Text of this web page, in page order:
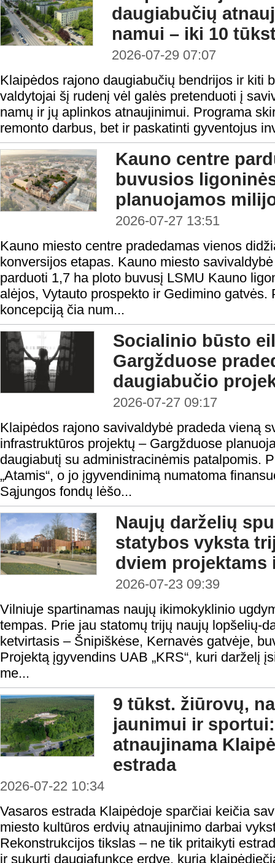
daugiabučių
namui – iki 10
2026-07-29 07:07
Klaipėdos rajono daugiabučių bendrijos ir kiti
valdytojai šį rudenį vėl galės pretenduoti į
namų ir jų aplinkos atnaujinimui. Programa
remonto darbus, bet ir paskatinti gyventojus
Kauno centre
buvusios
planuojamos
2026-07-27 13:51
Kauno miesto centre pradedamas vienos
konversijos etapas. Kauno miesto
parduoti 1,7 ha ploto buvusį LSMU Kauno
alėjos, Vytauto prospekto ir Gedimino gatvės.
koncepciją čia num...
Socialinio būsto
Gargžduose
daugiabučio
2026-07-27 09:17
Klaipėdos rajono savivaldybė pradeda vieną
infrastruktūros projektų – Gargžduose
daugiabutį su administracinėmis patalpomis.
„Atamis“, o jo įgyvendinimą numatoma
Sąjungos fondų lėšo...
Naujų darželių
statybos vyksta
dviem projektams
2026-07-23 09:39
Vilniuje spartinamas naujų ikimokyklinio
tempas. Prie jau statomų trijų naujų lopšelių-
ketvirtasis – Šnipiškėse, Kernavės gatvėje,
Projektą įgyvendins UAB „KRS“, kuri darželį
me...
9 tūkst. žiūrovų,
jaunimui ir
atnaujinama
estrada
2026-07-22 10:34
Vasaros estrada Klaipėdoje sparčiai keičia
miesto kultūros erdvių atnaujinimo darbai
Rekonstrukcijos tikslas – ne tik pritaikyti
ir sukurti daugiafunkcę erdvę, kuria